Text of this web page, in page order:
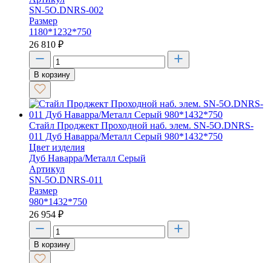
SN-5O.DNRS-002
Размер
1180*1232*750
26 810 ₽
В корзину
Стайл Проджект Проходной наб. элем. SN-5O.DNRS-
011 Дуб Наварра/Металл Серый 980*1432*750
Цвет изделия
Дуб Наварра/Металл Серый
Артикул
SN-5O.DNRS-011
Размер
980*1432*750
26 954 ₽
В корзину